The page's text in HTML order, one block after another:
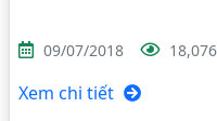
09/07/2018 18,076
Xem chi tiết